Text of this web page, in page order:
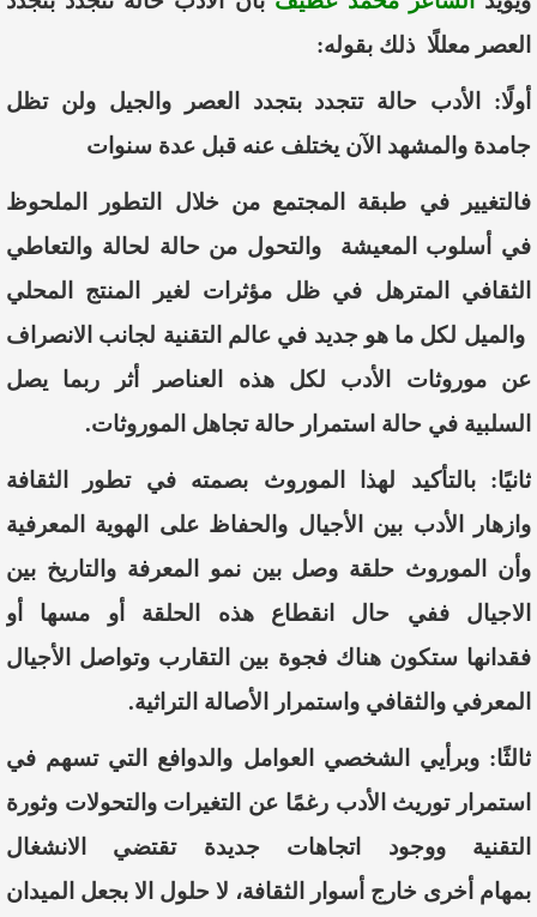
العصر معللًا ذلك بقوله:
أولًا: الأدب حالة تتجدد بتجدد العصر والجيلولن تظل
جامدة والمشهد الآن يختلف عنه قبل عدة سنوات
فالتغيير في طبقة المجتمع من خلال التطور
الملحوظ
في
سلوب المعيشة والتحول من حالة لحالة والتعاطي
الثقافي
المترهل في ظل مؤثرات لغير المنتج
المحلي
والميل لكل ما هو جديد في عالم التقنية لجانب الانصراف
عنموروثات الأدب لكل هذه العناصر أثر ربما يصل
السلبية في حالة استمرار حالة تجاهل الموروثات.
ثانيًا: بالتأكيد لهذا الموروث بصمته في تطور
الثقافة
وازهار
الأدب بين الأجيال والحفاظعلى الهوية
المعرفية
وأ ن الموروث حلقة وصلبين نمو المعرفة والتاريخ بين
الاجيال
ففي حال انقطاع هذه الحلقة أو مسها
و
فقدانها ستكون هناك فجوة بين التقارب وتواصل
الأجيال
المعرفي والثقافي واستمرار الأصالة التراثية.
ثالثًا: وبرأيي الشخصي ا لعوامل والدوافع التي تسهم في
استمرار توريث الأدب رغمًا عن التغيرات والتحولات وثورة
التقنية
ووجود اتجاهات جديدة تقتضي
الانشغال
بمهام أخرى خارج أسوار الثقافة، لا حلول الا بجعل الميدان